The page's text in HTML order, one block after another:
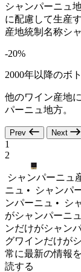
シャンパーニュ
に配慮して生産
産地統制名称シ
-20%
2000年以降のボ
他のワイン産地
パーニュ地方。
Prev Next
1
2
シャンパーニュ
ニュ •
シャンパ
ンパーニュ •
シ
がシャンパーニ
ンだけがシャン
グワインだけが
常に最新の情報
読する